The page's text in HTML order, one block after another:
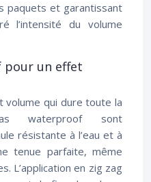
paquets et garantissant
l’intensité du volume
pour un effet
volume qui dure toute la
waterproof sont
résistante à l’eau et à
tenue parfaite, même
L’application en zig zag